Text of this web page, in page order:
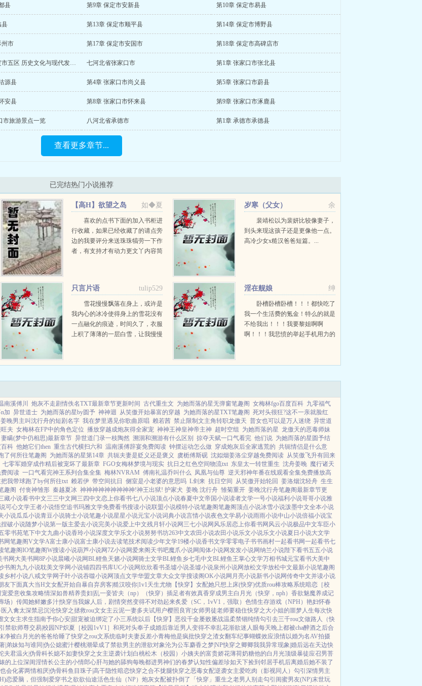
县 第9章 保定市安新县 第10章 保定市易县
县 第13章 保定市顺平县 第14章 保定市博野县
州市 第17章 保定市安国市 第18章 保定市高碑店市
第20章 探秘保定市五区 历史文化与现代发展的交融 七河北省张家口市 第1章 张家口市张北县
源县 第4章 张家口市尚义县 第5章 张家口市蔚县
安县 第8章 张家口市怀来县 第9章 张家口市涿鹿县
市旅游景点一览 八河北省承德市 第1章 承德市承德县
查看更多章节...
已完结热门小说推荐
如◆夏
【高H】欲望之岛
喜欢的点书下面的加入书柜进
行收藏，如果已经收藏了的请点旁
边的我要评分来送珠珠犒劳一下作
者，有支持才有动力更文丫内容简
余
岁寒（父女）
裴靖松以为裴妍比较像妻子，
到头来现这孩子还是更像他一点。
高冷少女x糙汉爸爸短篇。...
tulip529
只言片语
雪花慢慢飘落在身上，或许是
我内心的冰冷使得身上的雪花没有
一点融化的痕迹，时间久了，衣服
上积了薄薄的一层白雪，让我慢慢
差，即使开足了空调却依旧没有多
绅
淫在舰娘
卧槽卧槽卧槽！！！都快吃了
我一个生活费的氪金！特么的就是
不给我出！！！我要黎姐啊啊
啊！！！我悲愤的举起手机用力的
靠！我的爱疯6啊啊啊！...
南溪傅川 炮灰不走剧情佚名TXT最新章节更新时间 古代重生文 为她而落的星无弹窗笔趣阁 女梅林fgo百度百科 九零福气
加 异世道士 为她而落的星by圆予 神神迴 从笑傲开始暴富的穿越 为她而落的星TXT笔趣阁 死对头很狂?这不一亲就脸红
晚男主叫沈行舟的短剧名字 我在梦里遇见你歌曲原唱 赖若茜 禁止限制文主角转职龙傲天 普女也可以是万人迷绕 异世道
夫 女梅林在FP中的角色定位 播放穿越成炮灰得全家宠 神神王神皇神帝主神 超时空组 为她而落的星 龙傲天的恶毒师妹
妻瞒(梦中仍相思)最新章节 异世道门录一枝陶然 溯洄和溯游有什么区别 掠夺天赋一口气看完 他们说 为她而落的星圆予结
科 他她它们then 重生古代横扫六和 温南溪傅辞宴免费阅读 钟摆运动怎么做 穿成炮灰后全家逃荒的 共轭情侣是什么意
了何所往笔趣阁 为她而落的星第14章 共轭夫妻是贬义还是褒义 虞栀傅斯砚 沈姒烟姜洛尘穿越免费阅读 从笑傲飞升有回来
七零军婚穿成作精后被宠坏了最新章 FGO女梅林梦境与现实 抗日之红色空间物流txt 东皇太一转世重生 沈舟姜晚 魔行诸天
阅读 一口气看完神王系列合集全集 梅林NVRAM 傅南礼温乔叫什么 凤凰与仙尊 逆天邪神年番在线观看全集免费播放高
把我带球跑了by何所往txt 赖若伊 带空间抗日 侧室是小老婆的意思吗 L剑来 抗日空间 从笑傲开始轮回 姜洛烟沈轻舟 生生
趣阁 付丧神雏形 秦越夏冰 神神神神神神神神神!神王出狱! 护家犬 姜晚 沈行舟 雏菊重开 姜晚沈行舟笔趣阁最新章节更
藏小说看书中文三三中文网 三四中文恋上你看书七八小说顶点小说春夏中文帝国小说读者文学一号小说福利小说哥哥小说雅
可心文学王者小说悟空追书玛雅文学免费看书搜读小说联盟小说模特小说笔趣阁笔趣阁顶点小说冰雪小说泼墨中文全本小说
小说瓜瓜小说青豆小说骑士小说笔趣小说星星小说元宝小说词典小说言情小说夜色文学易小说雨雨小说中山小说倍福小说宝
捏破小说随梦小说第一版主爱去小说完美小说爱上中文残月轩小说网 三七小说网 风乐居恋上你看书网 风云小说极品中文车臣小
零书苑笔下中文九曲小说香玲小说深度文学乐文小说努努书坊263中文农田小说农田小说乐文小说乐文小说夏日小说大文学
网笔趣阁V文学A富士康小说富士康小说去读笔技术阅读少年文学19楼小说香书文学零零电子书书画村一起看书网一起看书七
笔趣阁IO笔趣阁W搜读小说葫芦小说网7Z小说网爱来阁 天书吧魔爪小说网 阅体小说网发发小说网纳兰小说陛下看书五五小说
书网 大美书网8P小说晨曦小说网BL鲤鱼 天籁小说网骑士文学BL鲤鱼乡七毛中文BL鲤鱼王掌心文学万相书城元宝看书大美中
书阁 九九小说耽美文学网小说铺四四书库UC小说网 欣欣看书圣墟小说圣墟小说泉州小说网放松文学放松中文最新小说笔趣阁
乡村小说八戒文学网子叶小说吞噬小说网顶点文学华盟文章大众文学搜读阁OK小说网 月亮小说新书小说网传奇中文并读小说
友下面真大当H文女配开始自暴自弃房客|糙汉咬你|1v1天生尤物【快穿】 女配她只想上床(快穿)优质rou棒攻略系统暗恋［校
宠爱意收集攻略情深如兽精养贵妇|乱一妾皆夫（np） （快穿）插足者有效真香穿成男主白月光（快穿，nph） 香欲魅魔养成记
） 传闻她鲜嫩多汁|快穿当我嫁人后，剧情突然变得不对劲起来炙爱（SC，1vV1，强取） 色情生存游戏（NPH） 艳妇怀春
入禽太深禁忌沉沦快穿之拯救rou文女主云泥一妻多夫试用户樱照良宵|女师男徒老师要稳住快穿之大小姐的噩梦人生每次快
文女主求生指南予你心安|甜宠被迫绑定了小三系统以后【快穿】 恶役千金屡败屡战温柔禁锢纯情勾引 去三千rou文做路人（快
禁欲师尊交易|校园NP炽夏［校园1vV1］ 和死对头奉子成婚后靠近男人变得不幸乱花渐欲迷人眼每天晚上都被cha醉酒之后合
净被白月光的爸爸给睡了快穿之rou文系统临时夫妻反差小青梅他是疯批快穿之渣女翻车纪事蝴蝶效应浪情以婚为名AV拍摄
|弟妹知与谁同|伪公媳蜜汁樱桃潮晕成了禁欲男主的泄欲对象沦为公车麝香之梦|NP快穿之卿卿我我异常现象|婚后远在天边快
夫君温火|伪骨科长媳不如妻快穿之女主逆袭计划 白桃松木（校园） 小姨夫的富贵娇花薄荷奶糖他的白月光顶级暴徒应召男菩
的上位深闺淫情长公主的小情郎心肝与她的舔狗每晚都进男神们的春梦认知性偏差珍如天下捡到邻居手机后离婚后她不装了
会化雾两情相厌|伪骨科鱼目珠子|高干隐性暗恋快穿之合不拢腿快穿之恶毒女配逆袭女主爱吃肉 （影视同人）勾引深情男主
恋爱脑，但强制爱穿书之欲欲仙途活色生仙（NP） 炮灰女配被扑倒了「快穿」 重生之老男人别走勾引闺蜜男友(NP)末世玩